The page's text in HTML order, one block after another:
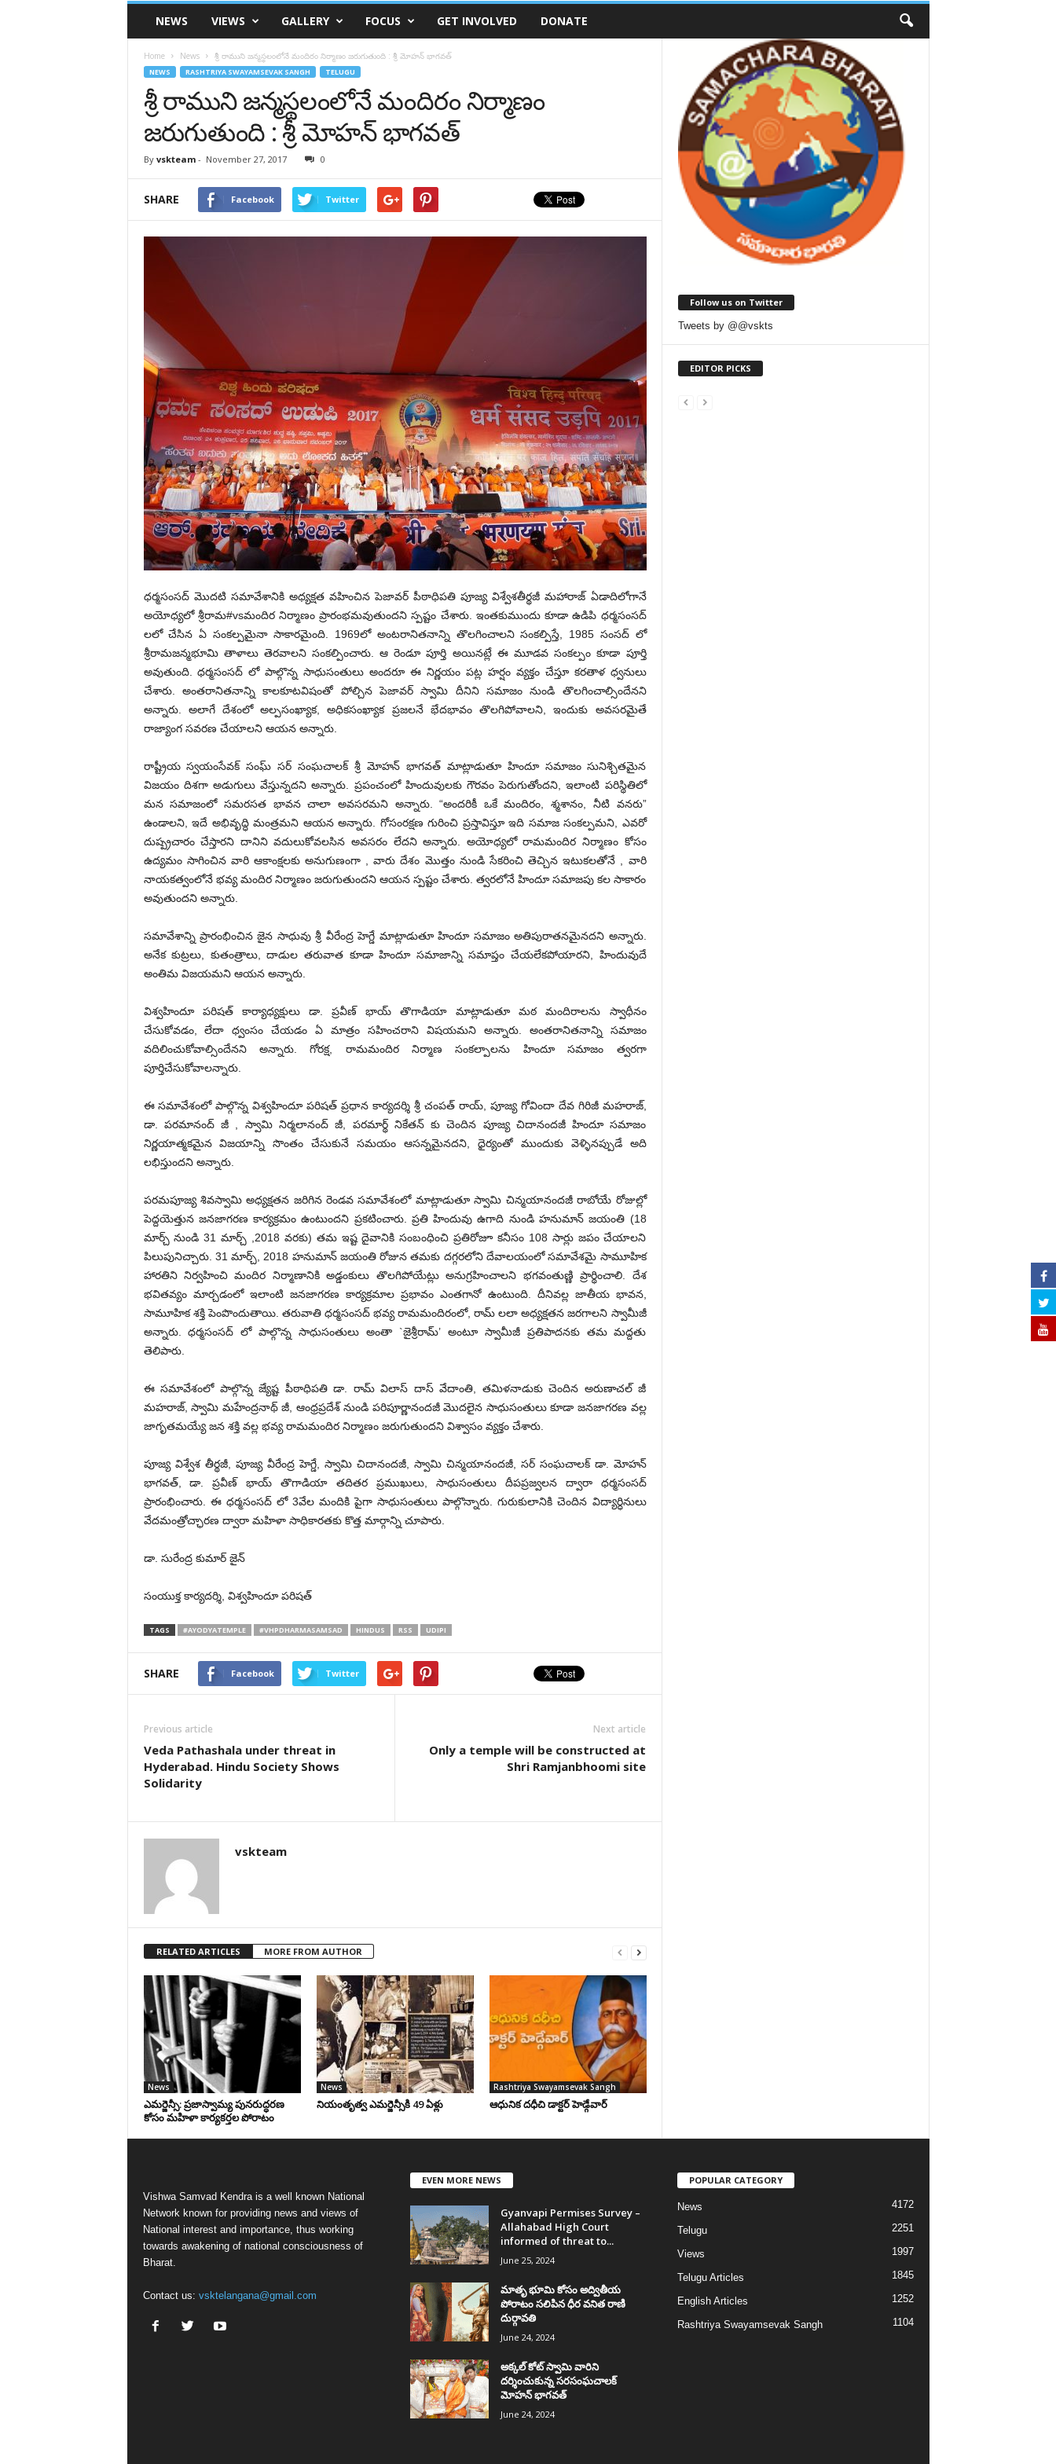
VSK
TelanganaNEWS VIEWS GALLERY FOCUS GET INVOLVED DONATE
Home News శ్రీ రాముని జన్మస్థలంలోనే మందిరం నిర్మాణం జరుగుతుంది : శ్రీ మోహన్ భాగవత్
NEWS RASHTRIYA SWAYAMSEVAK SANGH TELUGU
శ్రీ రాముని జన్మస్థలంలోనే మందిరం నిర్మాణం
జరుగుతుంది : శ్రీ మోహన్ భాగవత్
By vskteam- November 27, 2017 0
SHARE Facebook Twitter
ధర్మసంసద్ మొదటి సమావేశానికి అధ్యక్షత వహించిన పెజావర్ పీఠాధిపతి పూజ్య విశ్వేశతీర్థజీ మహారాజ్ ఏడాదిలోగానే
అయోధ్యలో శ్రీరామ#vsమందిర నిర్మాణం ప్రారంభమవుతుందని స్పష్టం చేశారు. ఇంతకుముందు కూడా ఉడిపి ధర్మసంసద్
లలో చేసిన ఏ సంకల్పమైనా సాకారమైంది. 1969లో అంటరానితనాన్ని తొలగించాలని సంకల్పిస్తే, 1985 సంసద్ లో
శ్రీరామజన్మభూమి తాళాలు తెరవాలని సంకల్పించారు. ఆ రెండూ పూర్తి అయినట్లే ఈ మూడవ సంకల్పం కూడా పూర్తి
అవుతుంది. ధర్మసంసద్ లో పాల్గొన్న సాధుసంతులు అందరూ ఈ నిర్ణయం పట్ల హర్షం వ్యక్తం చేస్తూ కరతాళ ధ్వనులు
చేశారు. అంతరానితనాన్ని కాలకూటవిషంతో పోల్చిన పెజావర్ స్వామి దీనిని సమాజం నుండి తొలగించాల్సిందేనని
అన్నారు. అలాగే దేశంలో అల్పసంఖ్యాక, అధికసంఖ్యాక ప్రజలనే భేదభావం తొలగిపోవాలని, ఇందుకు అవసరమైతే
రాజ్యాంగ సవరణ చేయాలని ఆయన అన్నారు.
రాష్ట్రీయ స్వయంసేవక్ సంఘ్ సర్ సంఘచాలక్ శ్రీ మోహన్ భాగవత్ మాట్లాడుతూ హిందూ సమాజం సునిశ్చితమైన
విజయం దిశగా అడుగులు వేస్తున్నదని అన్నారు. ప్రపంచంలో హిందువులకు గౌరవం పెరుగుతోందని, ఇలాంటి పరిస్థితిలో
మన సమాజంలో సమరసత భావన చాలా అవసరమని అన్నారు. “అందరికీ ఒకే మందిరం, శ్మశానం, నీటి వనరు”
ఉండాలని, ఇదే అభివృద్ధి మంత్రమని ఆయన అన్నారు. గోసంరక్షణ గురించి ప్రస్తావిస్తూ ఇది సమాజ సంకల్పమని, ఎవరో
దుష్ప్రచారం చేస్తారని దానిని వదులుకోవలసిన అవసరం లేదని అన్నారు. అయోధ్యలో రామమందిర నిర్మాణం కోసం
ఉద్యమం సాగించిన వారి ఆకాంక్షలకు అనుగుణంగా , వారు దేశం మొత్తం నుండి సేకరించి తెచ్చిన ఇటుకలతోనే , వారి
నాయకత్వంలోనే భవ్య మందిర నిర్మాణం జరుగుతుందని ఆయన స్పష్టం చేశారు. త్వరలోనే హిందూ సమాజపు కల సాకారం
అవుతుందని అన్నారు.
సమావేశాన్ని ప్రారంభించిన జైన సాధువు శ్రీ వీరేంద్ర హెగ్డే మాట్లాడుతూ హిందూ సమాజం అతిపురాతనమైనదని అన్నారు.
అనేక కుట్రలు, కుతంత్రాలు, దాడుల తరువాత కూడా హిందూ సమాజాన్ని సమాప్తం చేయలేకపోయారని, హిందువుదే
అంతిమ విజయమని ఆయన అన్నారు.
విశ్వహిందూ పరిషత్ కార్యాధ్యక్షులు డా. ప్రవీణ్ భాయ్ తొగాడియా మాట్లాడుతూ మఠ మందిరాలను స్వాధీనం
చేసుకోవడం, లేదా ధ్వంసం చేయడం ఏ మాత్రం సహించరాని విషయమని అన్నారు. అంతరానితనాన్ని సమాజం
వదిలించుకోవాల్సిందేనని అన్నారు. గోరక్ష, రామమందిర నిర్మాణ సంకల్పాలను హిందూ సమాజం త్వరగా
పూర్తిచేసుకోవాలన్నారు.
ఈ సమావేశంలో పాల్గొన్న విశ్వహిందూ పరిషత్ ప్రధాన కార్యదర్శి శ్రీ చంపత్ రాయ్, పూజ్య గోవిందా దేవ గిరిజీ మహరాజ్,
డా. పరమానంద్ జీ , స్వామి నిర్మలానంద్ జీ, పరమార్థ్ నికేతన్ కు చెందిన పూజ్య చిదానందజీ హిందూ సమాజం
నిర్ణయాత్మకమైన విజయాన్ని సొంతం చేసుకునే సమయం ఆసన్నమైనదని, ధైర్యంతో ముందుకు వెళ్ళినప్పుడే అది
లభిస్తుందని అన్నారు.
పరమపూజ్య శివస్వామి అధ్యక్షతన జరిగిన రెండవ సమావేశంలో మాట్లాడుతూ స్వామి చిన్మయానందజీ రాబోయే రోజుల్లో
పెద్దయెత్తున జనజాగరణ కార్యక్రమం ఉంటుందని ప్రకటించారు. ప్రతి హిందువు ఉగాది నుండి హనుమాన్ జయంతి (18
మార్చ్ నుండి 31 మార్చ్ ,2018 వరకు) తమ ఇష్ట దైవానికి సంబంధించి ప్రతిరోజూ కనీసం 108 సార్లు జపం చేయాలని
పిలుపునిచ్చారు. 31 మార్చ్, 2018 హనుమాన్ జయంతి రోజున తమకు దగ్గరలోని దేవాలయంలో సమావేశమై సామూహిక
హారతిని నిర్వహించి మందిర నిర్మాణానికి అడ్డంకులు తొలగిపోయేట్లు అనుగ్రహించాలని భగవంతుణ్ణి ప్రార్థించాలి. దేశ
భవితవ్యం మార్చడంలో ఇలాంటి జనజాగరణ కార్యక్రమాల ప్రభావం ఎంతగానో ఉంటుంది. దీనివల్ల జాతీయ భావన,
సామూహిక శక్తి పెంపొందుతాయి. తరువాతి ధర్మసంసద్ భవ్య రామమందిరంలో, రామ్ లలా అధ్యక్షతన జరగాలని స్వామీజీ
అన్నారు. ధర్మసంసద్ లో పాల్గొన్న సాధుసంతులు అంతా `జైశ్రీరామ్’ అంటూ స్వామీజీ ప్రతిపాదనకు తమ మద్దతు
తెలిపారు.
ఈ సమావేశంలో పాల్గొన్న జ్యేష్ట పీఠాధిపతి డా. రామ్ విలాస్ దాస్ వేదాంతి, తమిళనాడుకు చెందిన అరుణాచల్ జీ
మహరాజ్, స్వామి మహేంద్రనాథ్ జీ, ఆంధ్రప్రదేశ్ నుండి పరిపూర్ణానందజీ మొదలైన సాధుసంతులు కూడా జనజాగరణ వల్ల
జాగృతమయ్యే జన శక్తి వల్ల భవ్య రామమందిర నిర్మాణం జరుగుతుందని విశ్వాసం వ్యక్తం చేశారు.
పూజ్య విశ్వేశ తీర్థజీ, పూజ్య వీరేంద్ర హెగ్డే, స్వామి చిదానందజీ, స్వామి చిన్మయానందజీ, సర్ సంఘచాలక్ డా. మోహన్
భాగవత్, డా. ప్రవీణ్ భాయ్ తొగాడియా తదితర ప్రముఖులు, సాధుసంతులు దీపప్రజ్వలన ద్వారా ధర్మసంసద్
ప్రారంభించారు. ఈ ధర్మసంసద్ లో 3వేల మందికి పైగా సాధుసంతులు పాల్గొన్నారు. గురుకులానికి చెందిన విద్యార్ధినులు
వేదమంత్రోచ్ఛారణ ద్వారా మహిళా సాధికారతకు కొత్త మార్గాన్ని చూపారు.
డా. సురేంద్ర కుమార్ జైన్
సంయుక్త కార్యదర్శి, విశ్వహిందూ పరిషత్
TAGS #AYODYATEMPLE #VHPDHARMASAMSAD HINDUS RSS UDIPI
SHARE Facebook Twitter
Previous article
Veda Pathashala under threat in
Hyderabad. Hindu Society Shows
Solidarity
Next article
Only a temple will be constructed at
Shri Ramjanbhoomi site
vskteam
RELATED ARTICLES MORE FROM AUTHOR
News
ఎమర్జెన్సీ: ప్రజాస్వామ్య పునరుద్ధరణ
కోసం మహిళా కార్యకర్తల పోరాటం
News
నియంతృత్వ ఎమర్జెన్సీకి 49 ఏళ్లు
Rashtriya Swayamsevak Sangh
ఆధునిక దధీచి డాక్టర్‌ హెడ్గేవార్‌
Follow us on Twitter
Tweets by @@vskts
EDITOR PICKS
Vishwa Samvad Kendra is a well known National
Network known for providing news and views of
National interest and importance, thus working
towards awakening of national consciousness of
Bharat.
Contact us: vsktelangana@gmail.com
EVEN MORE NEWS
Gyanvapi Permises Survey –
Allahabad High Court
informed of threat to...
June 25, 2024
మాతృ భూమి కోసం అద్వితీయ
పోరాటం సలిపిన ధీర వనిత రాణి
దుర్గావతి
June 24, 2024
అక్కల్‌ కోట్‌ స్వామి వారిని
దర్శించుకున్న సరసంఘచాలక్
మోహన్ భాగవత్
June 24, 2024
POPULAR CATEGORY
News 4172
Telugu 2251
Views 1997
Telugu Articles 1845
English Articles 1252
Rashtriya Swayamsevak Sangh 1104